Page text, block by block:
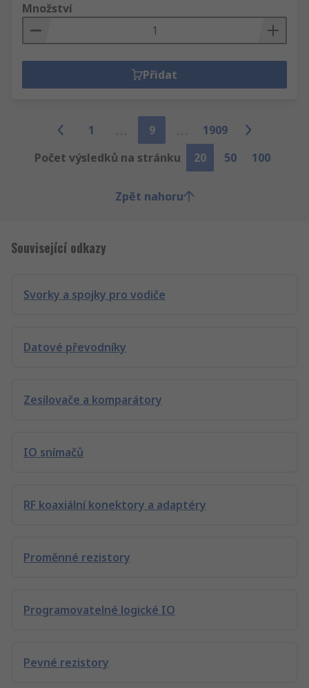
Množství
Přidat
1 9
1909
Počet výsledků na stránku
20 50 100
Zpět nahoru
Související odkazy
Svorky a spojky pro vodiče
Datové převodníky
Zesilovače a komparátory
IO snímačů
RF koaxiální konektory a adaptéry
Proměnné rezistory
Programovatelné logické IO
Pevné rezistory